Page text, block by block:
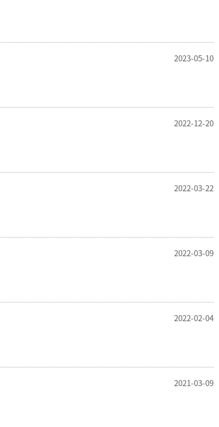
2023-05-10
2022-12-20
2022-03-22
2022-03-09
2022-02-04
2021-03-09